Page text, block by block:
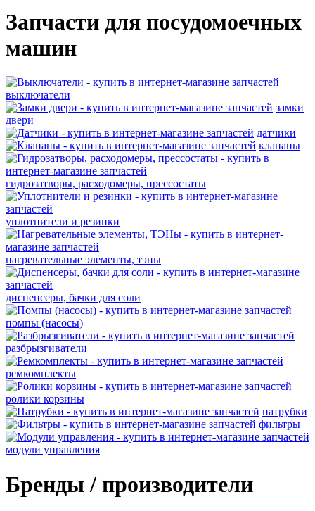
Запчасти для посудомоечных
машин
выключатели
замки
двери
датчики
клапаны
гидрозатворы, расходомеры, прессостаты
уплотнители и резинки
нагревательные элементы, тэны
диспенсеры, бачки для соли
помпы (насосы)
разбрызгиватели
ремкомплекты
ролики корзины
патрубки
фильтры
модули управления
Бренды / производители